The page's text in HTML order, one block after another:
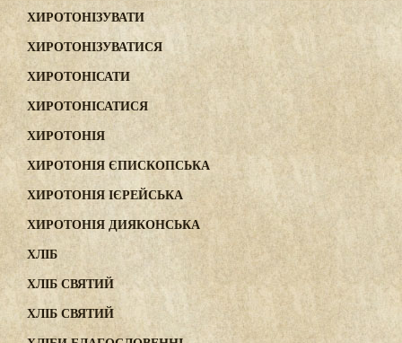
ХИРОТОНІЗУВАТИ
ХИРОТОНІЗУВАТИСЯ
ХИРОТОНІСАТИ
ХИРОТОНІСАТИСЯ
ХИРОТОНІЯ
ХИРОТОНІЯ ЄПИСКОПСЬКА
ХИРОТОНІЯ ІЄРЕЙСЬКА
ХИРОТОНІЯ ДИЯКОНСЬКА
ХЛІБ
ХЛІБ СВЯТИЙ
ХЛІБ СВЯТИЙ